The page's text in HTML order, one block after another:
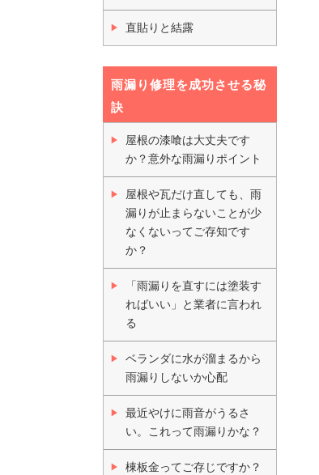
直貼りと結露
雨漏り修理を成功させる秘
訣
屋根の漆喰は大丈夫です
か？意外な雨漏りポイント
屋根や瓦だけ直しても、雨
漏りが止まらないことが少
なくないってご存知です
か？
「雨漏りを直すには塗装す
ればいい」と業者に言われ
る
ベランダに水が溜まるから
雨漏りしないか心配
最近やけに雨音がうるさ
い。これって雨漏りかな？
棟板金ってご存じですか？